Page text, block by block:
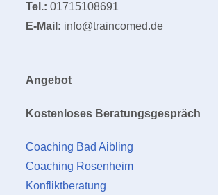
Tel.: 01715108691
E-Mail: info@traincomed.de
Angebot
Kostenloses Beratungsgespräch
Coaching Bad Aibling
Coaching Rosenheim
Konfliktberatung